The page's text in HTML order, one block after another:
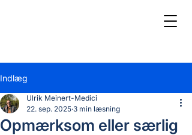
Indlæg
Opmærksom eller særlig
Ulrik Meinert-Medici
22. sep. 2025 3 min læsning